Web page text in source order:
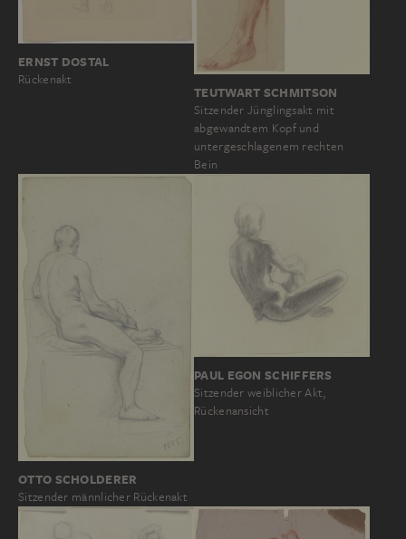
ERNST DOSTAL
Rückenakt
TEUTWART SCHMITSON
Sitzender Jünglingsakt mit
abgewandtem Kopf und
untergeschlagenem rechten
Bein
OTTO SCHOLDERER
Sitzender männlicher Rückenakt
PAUL EGON SCHIFFERS
Sitzender weiblicher Akt,
Rückenansicht